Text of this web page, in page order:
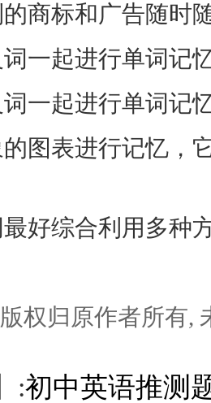
商标和广告随时
一起进行单词记
一起进行单词记
的图表进行记忆，
好综合利用多种
权归原作者所有,
:初中英语推测